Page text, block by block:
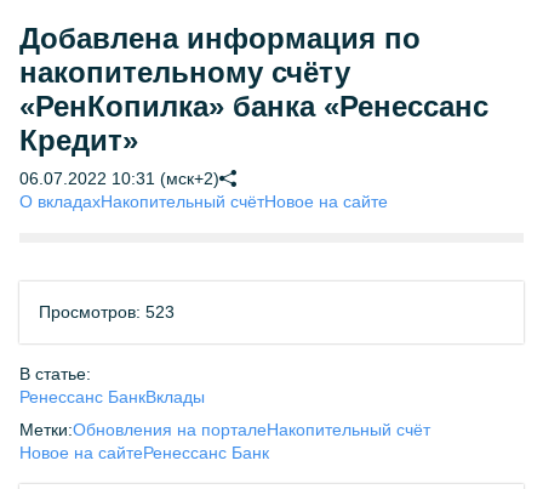
Добавлена информация по
накопительному счёту
«РенКопилка» банка «Ренессанс
Кредит»
06.07.2022 10:31 (мск+2)
О вкладахНакопительный счётНовое на сайте
Просмотров: 523
В статье:
Ренессанс БанкВклады
Метки:Обновления на порталеНакопительный счёт
Новое на сайтеРенессанс Банк